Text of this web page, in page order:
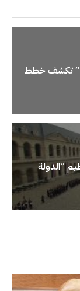
تكشف خطط
“الدولة